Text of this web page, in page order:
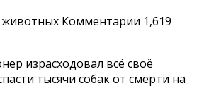
Комментарии 1,619
израсходовал всё своё
тысячи собак от смерти на